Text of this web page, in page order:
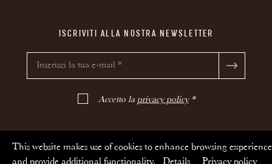
ISCRIVITI ALLA NOSTRA NEWSLETTER
Accetto la privacy policy*
This website makes use of cookies to enhance browsing experience